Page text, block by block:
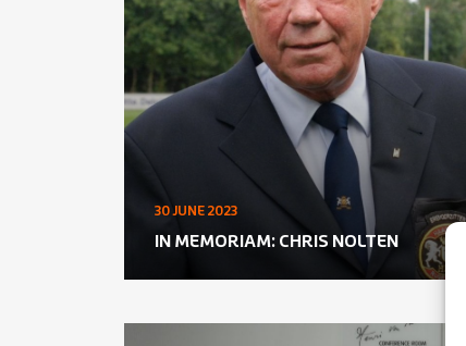
30 JUNE 2023
IN MEMORIAM: CHRIS NOLTEN